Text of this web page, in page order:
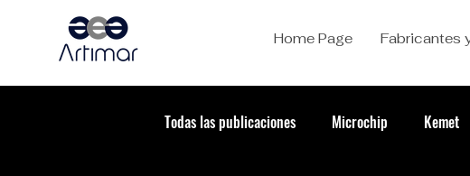
Home Page Fabricantes
Todas las publicaciones Microchip Kemet